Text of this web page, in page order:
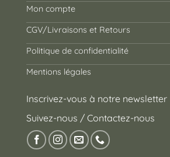
Mon compte
CGV/Livraisons et Retours
Politique de confidentialité
Mentions légales
Inscrivez-vous à notre newsletter
Suivez-nous / Contactez-nous